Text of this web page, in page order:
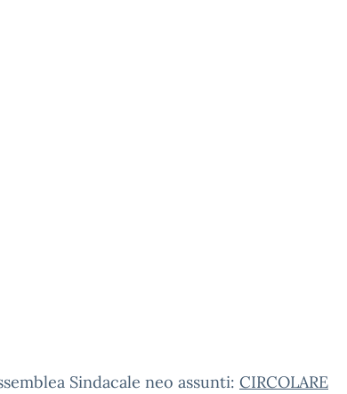
Sindacale neo assunti: CIRCOLARE